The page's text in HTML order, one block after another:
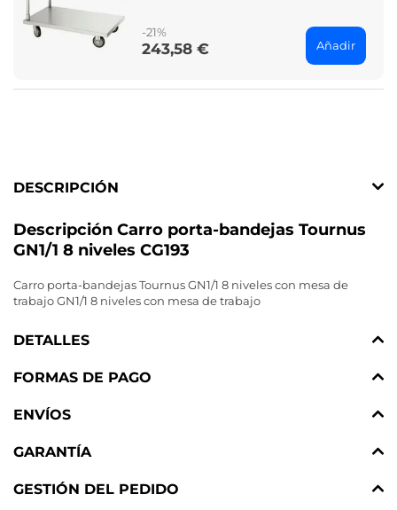
-21%
Price
243,58 € Añadir
DESCRIPCIÓN
Descripción Carro porta-bandejas Tournus
GN1/1 8 niveles CG193
Carro porta-bandejas Tournus GN1/1 8 niveles con mesa de
trabajo GN1/1 8 niveles con mesa de trabajo
DETALLES
FORMAS DE PAGO
ENVÍOS
GARANTÍA
GESTIÓN DEL PEDIDO